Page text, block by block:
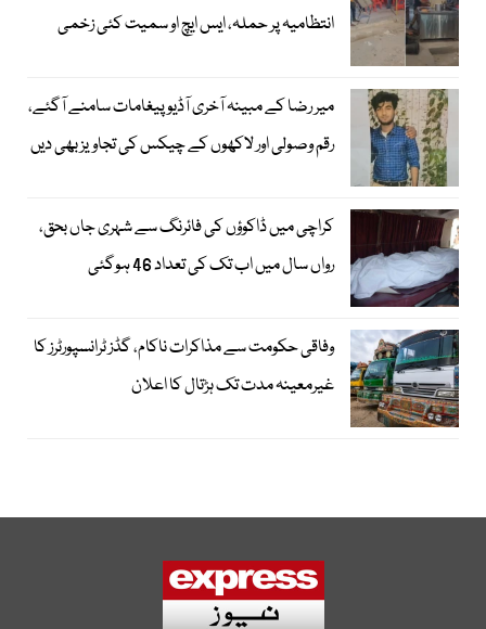
انتظامیہ پر حملہ، ایس ایچ او سمیت کئی زخمی
میر رضا کے مبینہ آخری آڈیو پیغامات سامنے آگئے،
رقم وصولی اور لاکھوں کے چیکس کی تجاویز بھی دیں
کراچی میں ڈاکوؤں کی فائرنگ سے شہری جاں بحق،
رواں سال میں اب تک کی تعداد 46 ہوگئی
وفاقی حکومت سے مذاکرات ناکام، گڈز ٹرانسپورٹرز کا
غیرمعینہ مدت تک ہڑتال کا اعلان